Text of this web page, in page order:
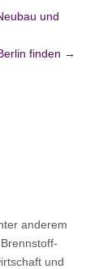
und
finden →
anderem
und